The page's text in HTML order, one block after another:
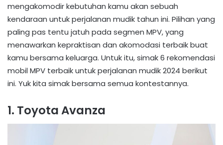
mengakomodir kebutuhan kamu akan sebuah
kendaraan untuk perjalanan mudik tahun ini. Pilihan yang
paling pas tentu jatuh pada segmen MPV, yang
menawarkan kepraktisan dan akomodasi terbaik buat
kamu bersama keluarga. Untuk itu, simak 6 rekomendasi
mobil MPV terbaik untuk perjalanan mudik 2024 berikut
ini. Yuk kita simak bersama semua kontestannya.
1. Toyota Avanza